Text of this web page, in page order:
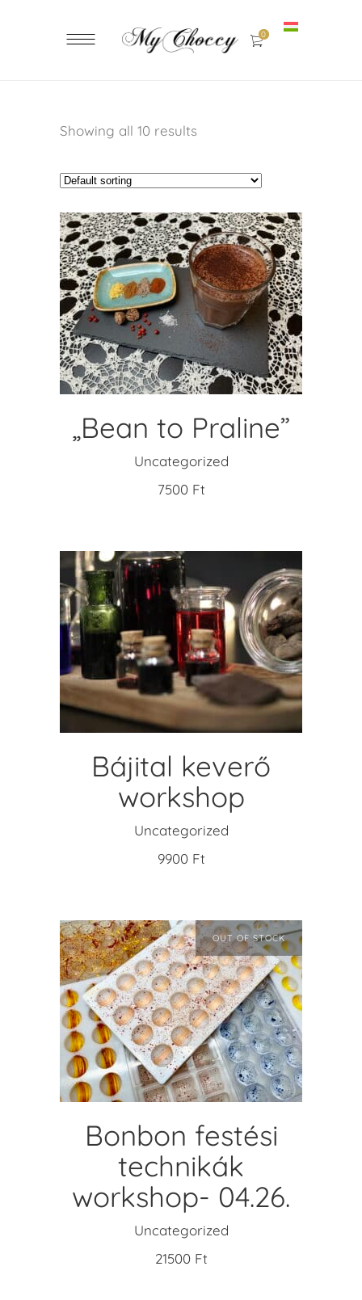
0
Showing all 10 results
ADD TO CART
„Bean to Praline”
Uncategorized
7500 Ft
READ MORE
Bájital keverő
workshop
Uncategorized
9900 Ft
OUT OF STOCK
READ MORE
Bonbon festési
technikák
workshop- 04.26.
Uncategorized
21500 Ft